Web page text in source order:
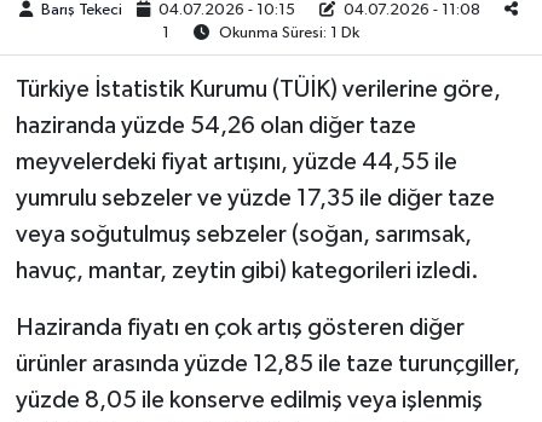
Barış Tekeci 04.07.2026 - 10:15
04.07.2026 - 11:08
1
Okunma Süresi: 1 Dk
Türkiye İstatistik Kurumu (TÜİK) verilerine göre,
haziranda yüzde 54,26 olan diğer taze
meyvelerdeki fiyat artışını, yüzde 44,55 ile
yumrulu sebzeler ve yüzde 17,35 ile diğer taze
veya soğutulmuş sebzeler (soğan, sarımsak,
havuç, mantar, zeytin gibi) kategorileri izledi.
Haziranda fiyatı en çok artış gösteren diğer
ürünler arasında yüzde 12,85 ile taze turunçgiller,
yüzde 8,05 ile konserve edilmiş veya işlenmiş
Siyaset
Spor
Teknoloji
Türkiye
Video Haber
Yaşam
Yeme-İçme